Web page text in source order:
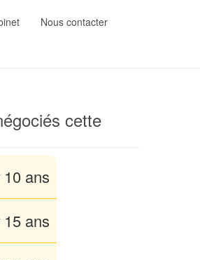
Nous contacter
cette
ans
ans